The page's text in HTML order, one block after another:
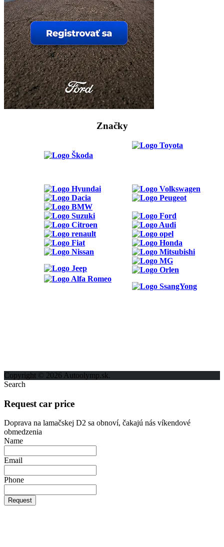
Značky
Copyright © 2026 Autoolymp.sk.
Search
Request car price
Doprava na lamačskej D2 sa obnoví, čakajú nás víkendové
obmedzenia
Name
Email
Phone
Request